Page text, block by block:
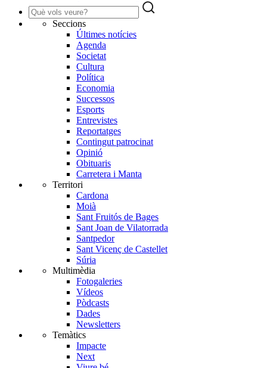
Seccions
Últimes notícies
Agenda
Societat
Cultura
Política
Economia
Successos
Esports
Entrevistes
Reportatges
Contingut patrocinat
Opinió
Obituaris
Carretera i Manta
Territori
Cardona
Moià
Sant Fruitós de Bages
Sant Joan de Vilatorrada
Santpedor
Sant Vicenç de Castellet
Súria
Multimèdia
Fotogaleries
Vídeos
Pòdcasts
Dades
Newsletters
Temàtics
Impacte
Next